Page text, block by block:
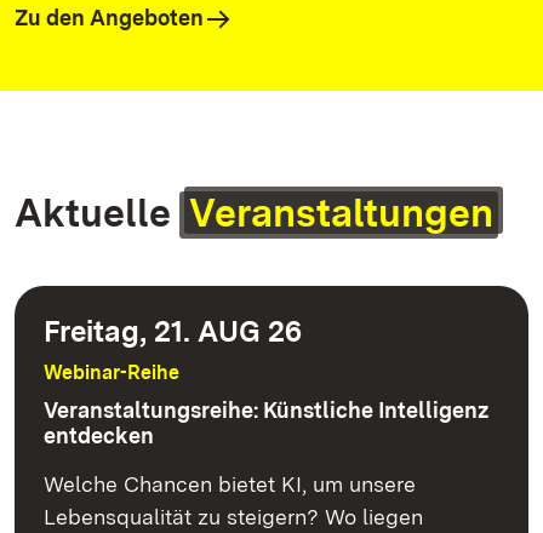
Zu den Angeboten
Aktuelle Veranstaltungen
Freitag, 21. AUG 26
Webinar-Reihe
Veranstaltungsreihe: Künstliche Intelligenz
entdecken
Welche Chancen bietet KI, um unsere
Lebensqualität zu steigern? Wo liegen